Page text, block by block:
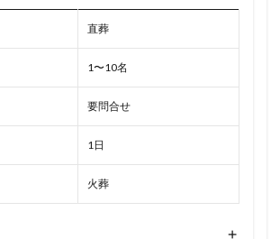
直葬
1〜10名
要問合せ
1日
火葬
+